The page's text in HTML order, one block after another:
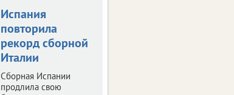
Испания
повторила
рекорд сборной
Италии
Сборная Испании
продлила свою